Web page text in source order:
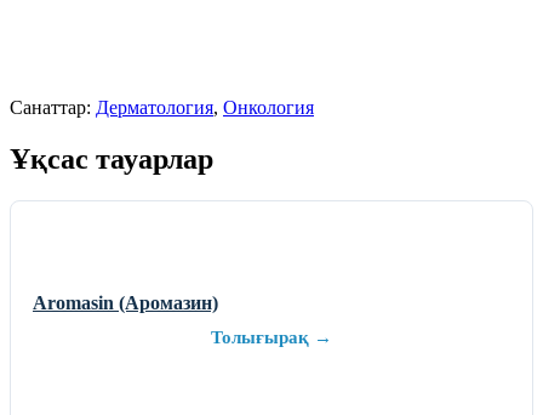
Санаттар: Дерматология, Онкология
Ұқсас тауарлар
Aromasin (Аромазин)
Толығырақ →